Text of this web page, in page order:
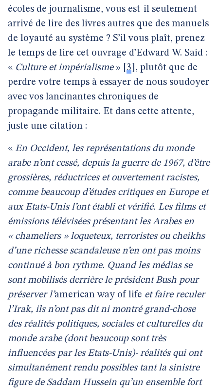
écoles de journalisme, vous est-il seulement
arrivé de lire des livres autres que des manuels
de loyauté au système ? S’il vous plaît, prenez
le temps de lire cet ouvrage d’Edward W. Said :
« Culture et impérialisme» 3 , plutôt que de
perdre votre temps à essayer de nous soudoyer
avec vos lancinantes chroniques de
propagande militaire. Et dans cette attente,
juste une citation :
« En Occident, les représentations du monde
arabe n’ont cessé, depuis la guerre de 1967, d’être
grossières, réductrices et ouvertement racistes,
comme beaucoup d’études critiques en Europe et
aux Etats-Unis l’ont établi et vérifié. Les films et
émissions télévisées présentant les Arabes en
« chameliers » loqueteux, terroristes ou cheikhs
d’une richesse scandaleuse n’en ont pas moins
continué à bon rythme. Quand les médias se
sont mobilisés derrière le président Bush pour
préserver l’american way of life et faire reculer
l’Irak, ils n’ont pas dit ni montré grand-chose
des réalités politiques, sociales et culturelles du
monde arabe (dont beaucoup sont très
influencées par les Etats-Unis)- réalités qui ont
simultanément rendu possibles tant la sinistre
figure de Saddam Hussein qu’un ensemble fort